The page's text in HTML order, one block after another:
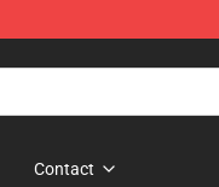
Contact